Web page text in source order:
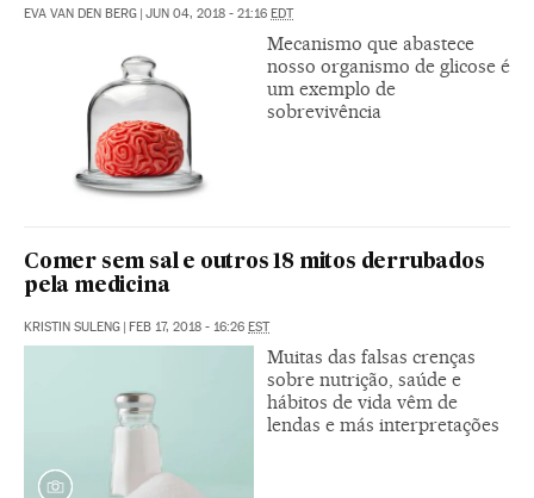
EVA VAN DEN BERG | JUN 04, 2018 - 21:16 EDT
Mecanismo que abastece
nosso organismo de glicose é
um exemplo de
sobrevivência
Comer sem sal e outros 18 mitos derrubados
pela medicina
KRISTIN SULENG | FEB 17, 2018 - 16:26 EST
Muitas das falsas crenças
sobre nutrição, saúde e
hábitos de vida vêm de
lendas e más interpretações